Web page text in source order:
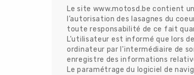
Le site www.motosd.be contient
l’autorisation des lasagnes du
toute responsabilité de ce fait
L’utilisateur est informé que lors
ordinateur par l'intermédiaire de
enregistre des informations
Le paramétrage du logiciel de